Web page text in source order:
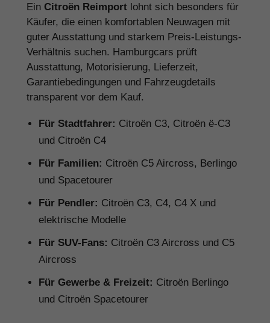
Ein Citroën Reimport lohnt sich besonders für
Käufer, die einen komfortablen Neuwagen mit
guter Ausstattung und starkem Preis-Leistungs-
Verhältnis suchen. Hamburgcars prüft
Ausstattung, Motorisierung, Lieferzeit,
Garantiebedingungen und Fahrzeugdetails
transparent vor dem Kauf.
Für Stadtfahrer: Citroën C3, Citroën ë-C3
und Citroën C4
Für Familien: Citroën C5 Aircross, Berlingo
und Spacetourer
Für Pendler: Citroën C3, C4, C4 X und
elektrische Modelle
Für SUV-Fans: Citroën C3 Aircross und C5
Aircross
Für Gewerbe & Freizeit: Citroën Berlingo
und Citroën Spacetourer